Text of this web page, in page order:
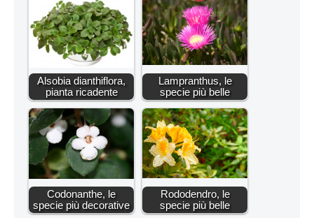
Alsobia dianthiflora,
pianta ricadente
Lampranthus, le
specie più belle
Codonanthe, le
specie più decorative
Rododendro, le
specie più belle